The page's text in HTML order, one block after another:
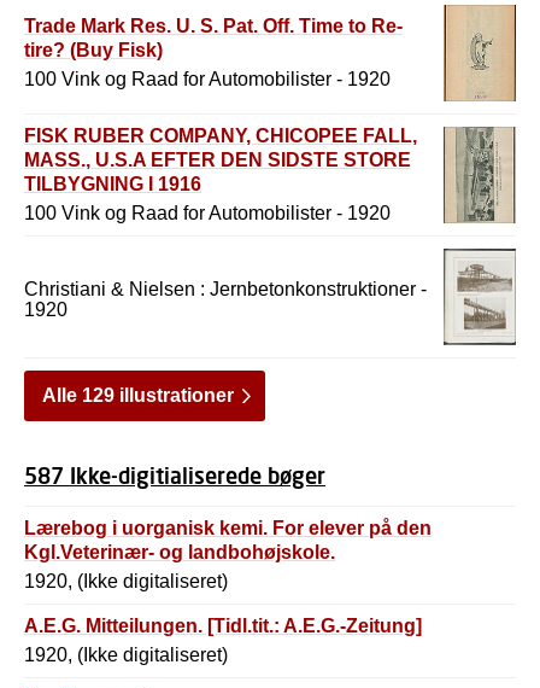
Trade Mark Res. U. S. Pat. Off. Time to Re-
tire? (Buy Fisk)
100 Vink og Raad for Automobilister - 1920
FISK RUBER COMPANY, CHICOPEE FALL,
MASS., U.S.A EFTER DEN SIDSTE STORE
TILBYGNING I 1916
100 Vink og Raad for Automobilister - 1920
Christiani & Nielsen : Jernbetonkonstruktioner -
1920
Alle 129 illustrationer
587 Ikke-digitialiserede bøger
Lærebog i uorganisk kemi. For elever på den
Kgl.Veterinær- og landbohøjskole.
1920, (Ikke digitaliseret)
A.E.G. Mitteilungen. [Tidl.tit.: A.E.G.-Zeitung]
1920, (Ikke digitaliseret)